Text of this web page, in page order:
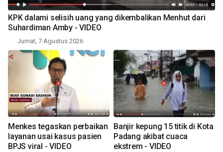
KPK dalami selisih uang yang dikembalikan Menhut dari
Suhardiman Amby - VIDEO
Jumat, 7 Agustus 2026
Menkes tegaskan perbaikan
layanan usai kasus pasien
BPJS viral - VIDEO
Banjir kepung 15 titik di Kota
Padang akibat cuaca
ekstrem - VIDEO